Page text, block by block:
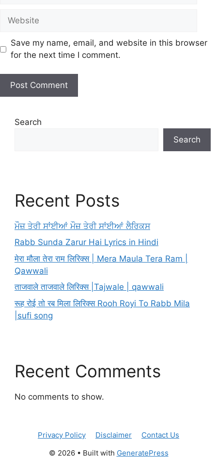
Website
Save my name, email, and website in this browser
for the next time I comment.
Search
Search
Recent Posts
ਮੌਜ਼ ਤੇਰੀ ਸਾਂਈਆਂ ਮੌਜ਼ ਤੇਰੀ ਸਾਂਈਆਂ ਲੈਰਿਕਸ
Rabb Sunda Zarur Hai Lyrics in Hindi
मेरा मौला तेरा राम लिरिक्स | Mera Maula Tera Ram |
Qawwali
ताजवाले ताजवाले लिरिक्स |Tajwale | qawwali
रूह रोई तो रब मिला लिरिक्स Rooh Royi To Rabb Mila
|sufi song
Recent Comments
No comments to show.
Privacy Policy Disclaimer
Contact Us
© 2026 • Built with GeneratePress